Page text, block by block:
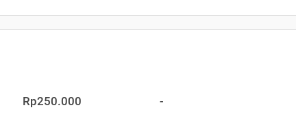
Rp250.000 -